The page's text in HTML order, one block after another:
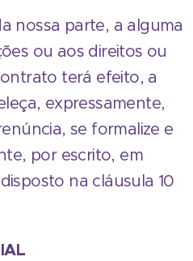
nossa parte, a alguma
ou aos direitos ou
terá efeito, a
expressamente,
se formalize e
por escrito, em
na cláusula 10